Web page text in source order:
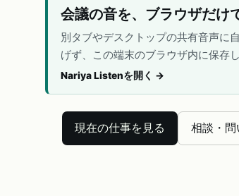
会議の音を、ブラウザだけ
別タブやデスクトップの共有音声に
げず、この端末のブラウザ内に保存し
Nariya Listenを開く →
現在の仕事を見る 相談・問